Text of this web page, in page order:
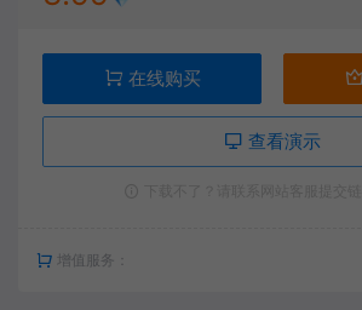
在线购买
查看演示
增值服务：